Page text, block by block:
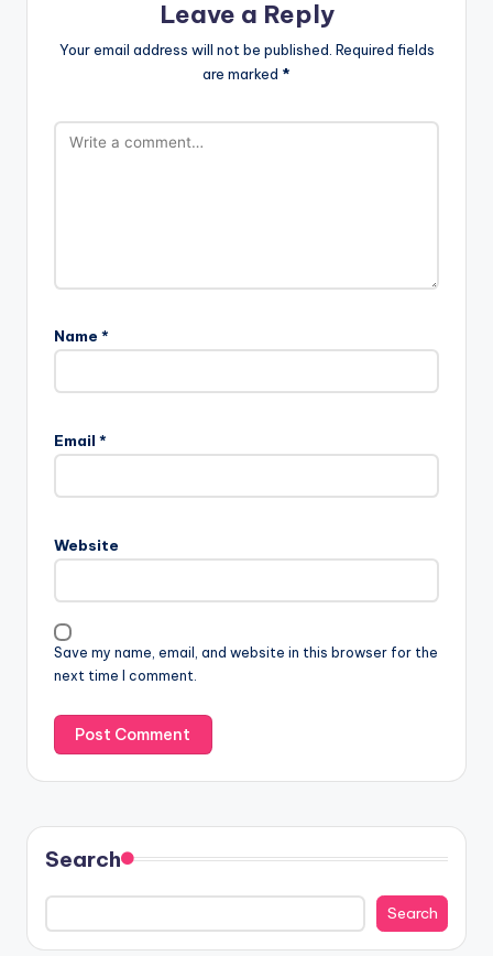
Leave a Reply
Your email address will not be published. Required fields
are marked *
Name *
Email *
Website
Save my name, email, and website in this browser for the
next time I comment.
Search
Search